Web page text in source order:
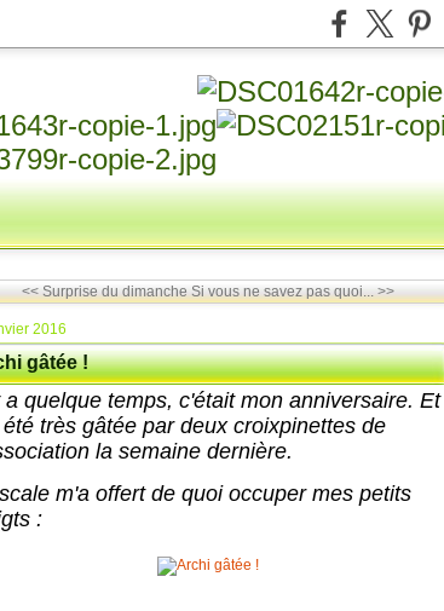
<< Surprise du dimanche Si vous ne savez pas quoi... >>
2016
gâtée !
a quelque temps, c'était mon anniversaire. Et
très gâtée par deux croixpinettes de
la semaine dernière.
m'a offert de quoi occuper mes petits
: